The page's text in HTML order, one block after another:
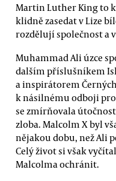
Martin Luther King to
klidně zasedat v Lize
rozdělují společnost a
Muhammad Ali úzce
dalším příslušníkem
a inspirátorem
k násilnému odboji
se zmírňovala
zloba. Malcolm X byl
nějakou dobu, než Ali
Celý život si však
Malcolma ochránit.